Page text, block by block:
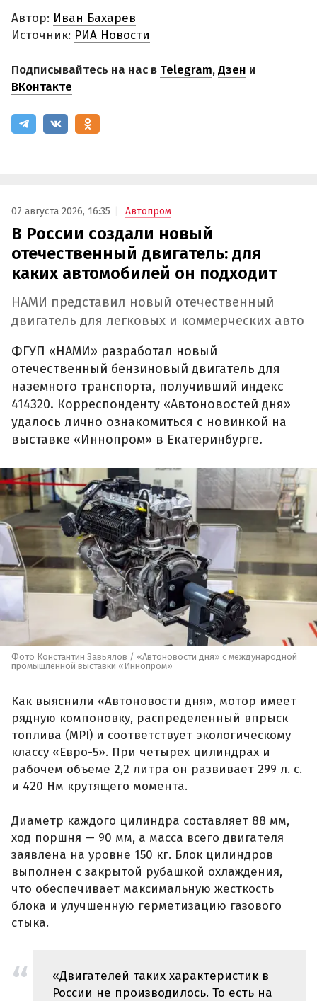
Автор: Иван Бахарев
Источник: РИА Новости
Подписывайтесь на нас в Telegram,Дзен и
ВКонтакте
07 августа 2026, 16:35 Автопром
В России создали новый
отечественный двигатель: для
каких автомобилей он подходит
НАМИ представил новый отечественный
двигатель для легковых и коммерческих авто
ФГУП «НАМИ» разработал новый
отечественный бензиновый двигатель для
наземного транспорта, получивший индекс
414320. Корреспонденту «Автоновостей дня»
удалось лично ознакомиться с новинкой на
выставке «Иннопром» в Екатеринбурге.
Фото Константин Завьялов / «Автоновости дня» с международной
промышленной выставки «Иннопром»
Как выяснили «Автоновости дня», мотор имеет
рядную компоновку, распределенный впрыск
топлива (MPI) и соответствует экологическому
классу «Евро-5». При четырех цилиндрах и
рабочем объеме 2,2 литра он развивает 299 л. с.
и 420 Нм крутящего момента.
Диаметр каждого цилиндра составляет 88 мм,
ход поршня — 90 мм, а масса всего двигателя
заявлена на уровне 150 кг. Блок цилиндров
выполнен с закрытой рубашкой охлаждения,
что обеспечивает максимальную жесткость
блока и улучшенную герметизацию газового
стыка.
«Двигателей таких характеристик в
России не производилось. То есть на